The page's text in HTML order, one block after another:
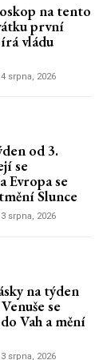
na tento
první
vládu
4 srpna, 2026
od 3.
se
Evropa se
Slunce
3 srpna, 2026
na týden
se
Vah a mění
3 srpna, 2026